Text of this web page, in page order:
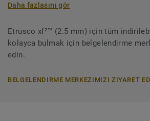
Daha fazlasını gör
Etrusco xf²™ (2.5 mm) için tüm
kolayca bulmak için belgelendirme
edin.
BELGELENDIRME MERKEZIMIZI ZIYARET